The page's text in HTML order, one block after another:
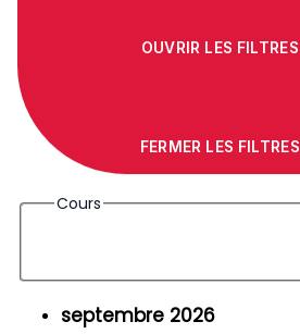
OUVRIR LES FILTRES
FERMER LES FILTRES
Cours
septembre 2026